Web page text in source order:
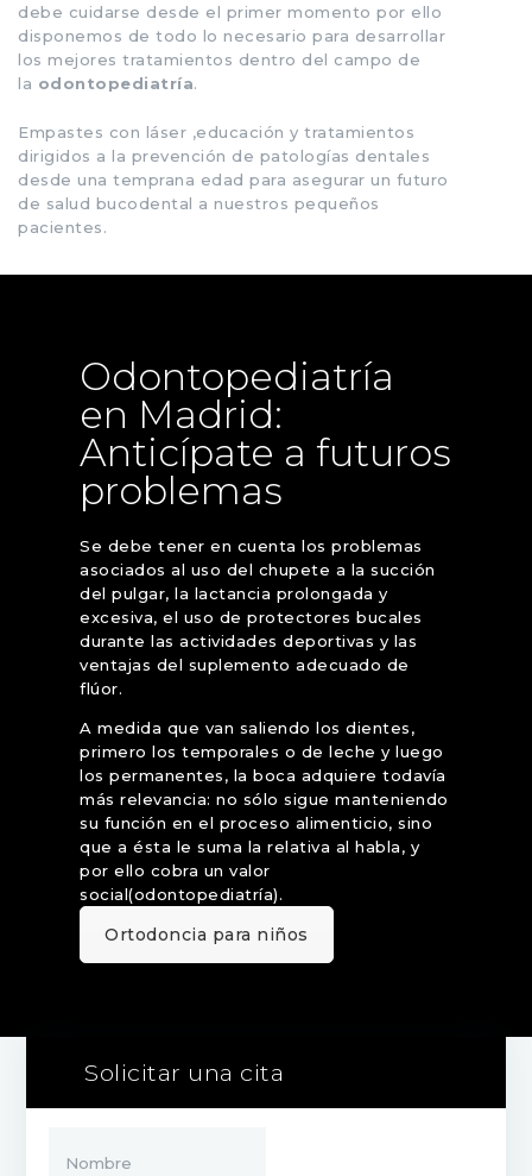
debe cuidarse desde el primer momento por ello
disponemos de todo lo necesario para desarrollar
los mejores tratamientos dentro del campo de
la odontopediatría.
Empastes con láser ,educación y tratamientos
dirigidos a la prevención de patologías dentales
desde una temprana edad para asegurar un futuro
de salud bucodental a nuestros pequeños
pacientes.
Odontopediatría
en Madrid:
Anticípate a futuros
problemas
Se debe tener en cuenta los problemas
asociados al uso del chupete a la succión
del pulgar, la lactancia prolongada y
excesiva, el uso de protectores bucales
durante las actividades deportivas y las
ventajas del suplemento adecuado de
flúor.
A medida que van saliendo los dientes,
primero los temporales o de leche y luego
los permanentes, la boca adquiere todavía
más relevancia: no sólo sigue manteniendo
su función en el proceso alimenticio, sino
que a ésta le suma la relativa al habla, y
por ello cobra un valor
social(odontopediatría).
Ortodoncia para niños
Solicitar una cita